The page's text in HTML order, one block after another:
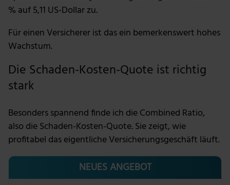
% auf 5,11 US-Dollar zu.
Für einen Versicherer ist das ein bemerkenswert hohes
Wachstum.
Die Schaden-Kosten-Quote ist richtig
stark
Besonders spannend finde ich die Combined Ratio,
also die Schaden-Kosten-Quote. Sie zeigt, wie
profitabel das eigentliche Versicherungsgeschäft läuft.
NEUES ANGEBOT